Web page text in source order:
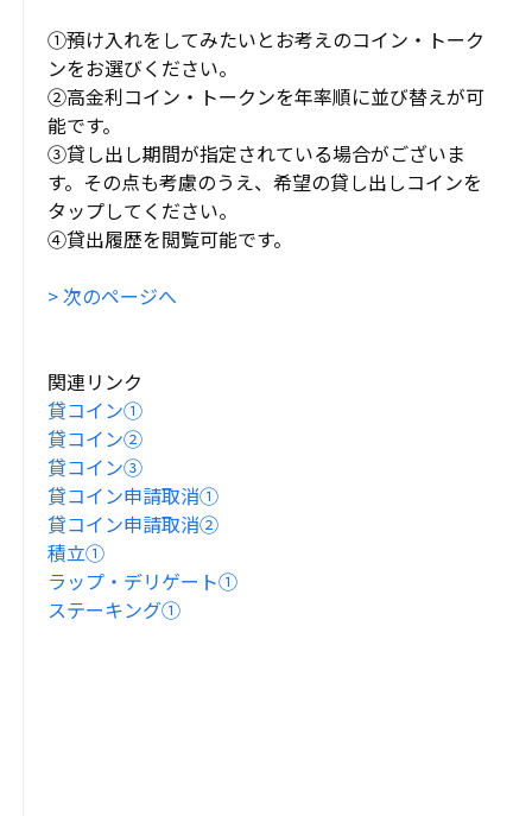
①預け入れをしてみたいとお考えのコイン・トーク
ンをお選びください。
②高金利コイン・トークンを年率順に並び替えが可
能です。
③貸し出し期間が指定されている場合がございま
す。その点も考慮のうえ、希望の貸し出しコインを
タップしてください。
④貸出履歴を閲覧可能です。
> 次のページへ
関連リンク
貸コイン①
貸コイン②
貸コイン③
貸コイン申請取消①
貸コイン申請取消②
積立①
ラップ・デリゲート①
ステーキング①